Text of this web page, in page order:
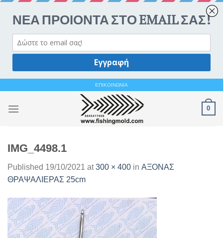
content
ΕΠΙΚΟΙΝΩΝΙΑ
0
IMG_4498.1
Published 19/10/2021 at300 × 400 in ΑΞΟΝΑΣ
ΘΡΑΨΑΛΙΕΡΑΣ 25cm